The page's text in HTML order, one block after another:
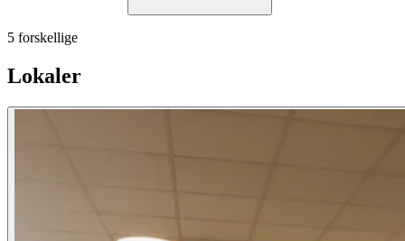
5 forskellige
Lokaler